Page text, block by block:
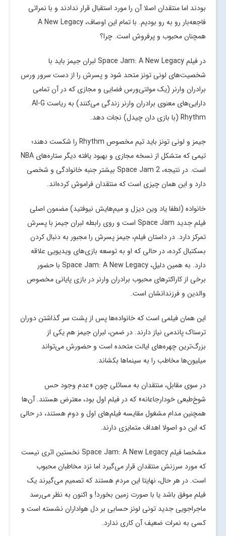
بودند اما منتقدان اصلا آن را مورد استقبال قرار ندادند و با نمراتی
فاجعه‌بار رو به رو بودیم. با تمام این اوصاف، A New Legacy
همچنان محبوب و پرفروش است. چرا؟
در فیلم Space Jam: A New Legacy لبران جیمز باید با
شخصیت‌های لونی تونز متحد شود و پسرش را از دست سرور ورس
برادران وارنر (یک مولتی‌ورس فضایی و مجازی که در آن تمامی
دارایی‌های معنوی برادران وارنر زندگی می‌کنند) به ریاست Al-G
Rhythm (با بازی دان چیدل) نجات دهد.
جیمز و لونی تونز باید تیم مخصوص Rhythm را شکست دهند؛
تیمی که متشکل از نسخه مجازی و بهبود یافته دیگر ستاره‌های NBA
است. در نتیجه، Space Jam 2 بیشتر جنبه خانوادگی و شخصی
دارد و این همان چیزی است که منتقدان فراموش کرده‌اند.
خانواده (لطفا یاد وین دیزل و میم‌هایش نیوفتید) مضمون اصلی
فیلم جدید Space Jam است و روی رابطه لبران جیمز با پسرش
تمرکز دارد. در داستان فیلم، جیمز پسرش را مجبور به دنبال کردن
بسکتبال کرده، در حالی که او به توسعه بازی‌های ویدیویی علاقه
دارد. به همین دلیل، Space Jam: A New Legacy با حضور
برخی از کاراکترهای محبوب برادران وارنر در بازی پایانی مخصوص
والدین و فرزندانشان است.
این همان فیلمی است که خانواده‌ها پس از پشت سر گذاشتن دوران
ترسناک پاندمی نیاز دارند. در ضمن، لبران جیمز هم یکی از
بزرگ‌ترین چهره‌های ایالت متحده است و حضورش می‌تواند
میلیون‌ها مخاطب را به سینماها بکشاند.
در سوی مقابل، منتقدان به مسائلی چون «عدم وجود حس
شوخ‌طبعی خودارجاعانه» که در فیلم اول بود، معترض هستند. آن‌ها
همچنین مدام مشغول مقایسه فیلم‌های اول و دوم هستند، در حالی
که این دو اصولا اهداف متمایزی دارند.
مشخصا فیلم Space Jam: A New Legacy نخستین اثری نیست
که مورد سرزنش منتقدان قرار می‌گیرد اما نزد مخاطبان محبوب
است. در هر حال، نهایتا این مردم هستند که تصمیم می‌گیرند یک
فیلم موفق باشد یا با صورت زمین بخورد! و اکنون به نظر می‌رسد
ماجراجویی جدید تونی لونز حسابی بر دل هواداران نشسته است و
کسی به نمرات ضعیف آن کاری ندارد.